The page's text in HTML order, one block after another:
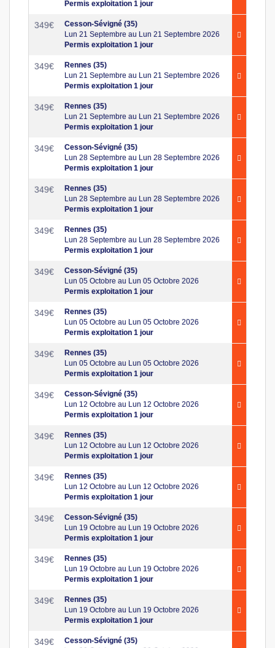
Permis exploitation 1 jour
349€
Cesson-Sévigné (35)
Lun 21 Septembre au Lun 21 Septembre 2026
Permis exploitation 1 jour
349€
Rennes (35)
Lun 21 Septembre au Lun 21 Septembre 2026
Permis exploitation 1 jour
349€
Rennes (35)
Lun 21 Septembre au Lun 21 Septembre 2026
Permis exploitation 1 jour
349€
Cesson-Sévigné (35)
Lun 28 Septembre au Lun 28 Septembre 2026
Permis exploitation 1 jour
349€
Rennes (35)
Lun 28 Septembre au Lun 28 Septembre 2026
Permis exploitation 1 jour
349€
Rennes (35)
Lun 28 Septembre au Lun 28 Septembre 2026
Permis exploitation 1 jour
349€
Cesson-Sévigné (35)
Lun 05 Octobre au Lun 05 Octobre 2026
Permis exploitation 1 jour
349€
Rennes (35)
Lun 05 Octobre au Lun 05 Octobre 2026
Permis exploitation 1 jour
349€
Rennes (35)
Lun 05 Octobre au Lun 05 Octobre 2026
Permis exploitation 1 jour
349€
Cesson-Sévigné (35)
Lun 12 Octobre au Lun 12 Octobre 2026
Permis exploitation 1 jour
349€
Rennes (35)
Lun 12 Octobre au Lun 12 Octobre 2026
Permis exploitation 1 jour
349€
Rennes (35)
Lun 12 Octobre au Lun 12 Octobre 2026
Permis exploitation 1 jour
349€
Cesson-Sévigné (35)
Lun 19 Octobre au Lun 19 Octobre 2026
Permis exploitation 1 jour
349€
Rennes (35)
Lun 19 Octobre au Lun 19 Octobre 2026
Permis exploitation 1 jour
349€
Rennes (35)
Lun 19 Octobre au Lun 19 Octobre 2026
Permis exploitation 1 jour
349€
Cesson-Sévigné (35)